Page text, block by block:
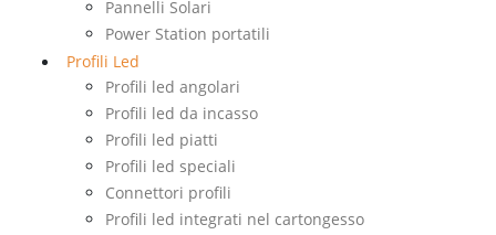
Pannelli Solari
Power Station portatili
Profili Led
Profili led angolari
Profili led da incasso
Profili led piatti
Profili led speciali
Connettori profili
Profili led integrati nel cartongesso